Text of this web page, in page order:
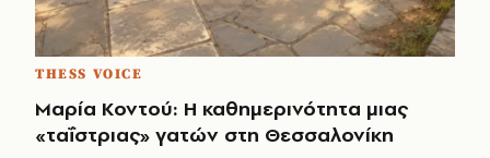
THESS VOICE
Μαρία Κοντού: Η καθημερινότητα μιας
«ταΐστριας» γατών στη Θεσσαλονίκη